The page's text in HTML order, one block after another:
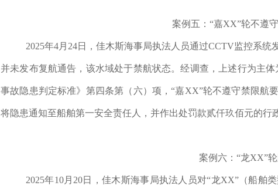
案例五：“嘉XX”轮不遵
2025年4月24日，佳木斯海事局执法人员通过CCTV监控系
并未发布复航通告，该水域处于禁航状态。经调查，上述行为主
事故隐患判定标准》第四条第（六）项，“嘉XX”轮不遵守禁限航
将隐患通知至船舶第一安全责任人，并作出处罚款贰仟玖佰元的行
案例六：“龙XX”
2025年10月20日，佳木斯海事局执法人员对“龙XX”（船舶